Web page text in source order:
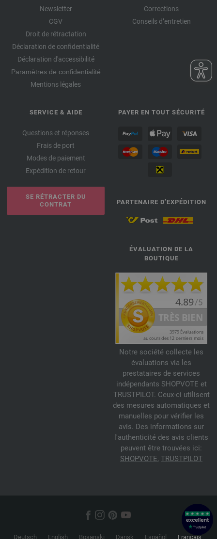
Newsletter
CGV
Droit de rétractation
Déclaration de confidentialité
Déclaration d'accessibilité
Paramètres de confidentialité
Mentions légales
Corrections
Conseils d’entretien
SERVICE & AIDE
Questions et réponses
Frais de port
Modes de paiement
Expédition de retour
SE RÉTRACTER DU
CONTRAT
PAYER EN TOUT SÉCURITÉ
PARTENAIRE D’EXPÉDITION
ÉVALUATION DE LA
BOUTIQUE
Notre société collecte les
évaluations via les
prestataires de services
indépendants SHOPVOTE et
TRUSTPILOT. Ceux-ci utilisent
des mesures automatiques et
manuelles pour vérifier les
avis. Des informations sur
l'authenticité des avis clients
peuvent être trouvées ici:
SHOPVOTE, TRUSTPILOT
Deutsch English Bosanski Dansk Español Français